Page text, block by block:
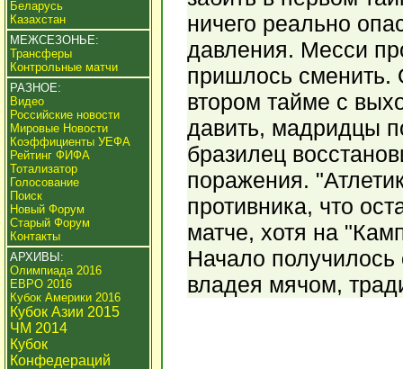
Беларусь
Казахстан
МЕЖСЕЗОНЬЕ:
Трансферы
Контрольные матчи
РАЗНОЕ:
Видео
Российские новости
Мировые Новости
Коэффициенты УЕФА
Рейтинг ФИФА
Тотализатор
Голосование
Поиск
Новый Форум
Старый Форум
Контакты
АРХИВЫ:
Олимпиада 2016
ЕВРО 2016
Кубок Америки 2016
Кубок Азии 2015
ЧМ 2014
Кубок
Конфедераций
ничего реально
давления. Месси
пришлось сменить.
втором тайме с
давить, мадридцы
бразилец
поражения.
противника, что
матче, хотя на
Начало
владея мячом,